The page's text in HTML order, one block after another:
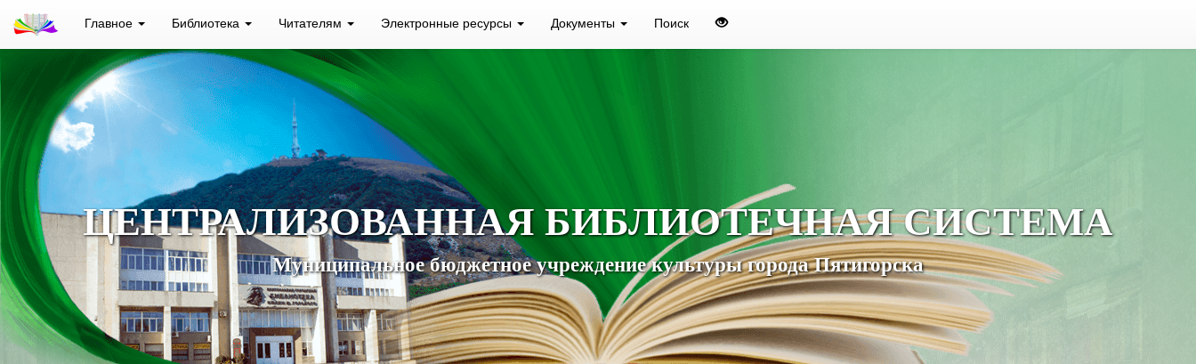
Главное Библиотека Читателям Электронные ресурсы Документы Поиск
ЦЕНТРАЛИЗОВАННАЯ БИБЛИОТЕЧНАЯ СИСТЕМА
Муниципальное бюджетное учреждение культуры города Пятигорска